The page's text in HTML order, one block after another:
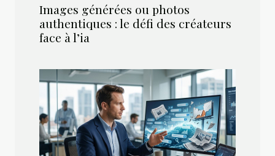
Images générées ou photos
authentiques : le défi des créateurs
face à l’ia